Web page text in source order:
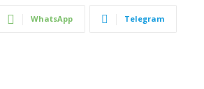
WhatsApp Telegram